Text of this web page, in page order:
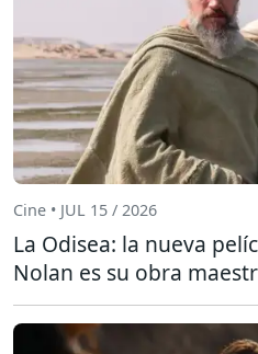
Cine • JUL 15 / 2026
La Odisea: la nueva
Nolan es su obra